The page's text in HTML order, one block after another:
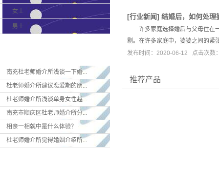
女士
男士
南充杜老师婚介所浅谈一下婚...
杜老师婚介所建议恋爱期的朋...
杜老师婚介所浅谈单身女性越...
南充市顺庆区杜老师婚介所分...
相亲一相就中是什么体验？
杜老师婚介所觉得婚姻介绍所...
[行业新闻] 结婚后，如何处理
许多家庭选择婚后与父母住在一
剔。在许多家庭中，婆婆之间
发布时间：2020-06-12 点击次数
推荐产品